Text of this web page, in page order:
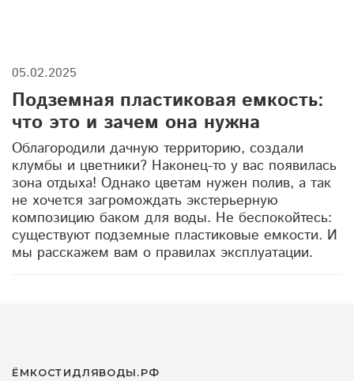
погреба для новогодних запасов
защита фундамента
септики для частного дома
канализация
емкости купить
утепление септика
техническая ванна
дренажные колодцы для участка
05.02.2025
Подземная пластиковая емкость:
что это и зачем она нужна
Облагородили дачную территорию, создали
клумбы и цветники? Наконец-то у вас появилась
зона отдыха! Однако цветам нужен полив, а так
не хочется загромождать экстерьерную
композицию баком для воды. Не беспокойтесь:
существуют подземные пластиковые емкости. И
мы расскажем вам о правилах эксплуатации.
ЁМКОСТИДЛЯВОДЫ.РФ